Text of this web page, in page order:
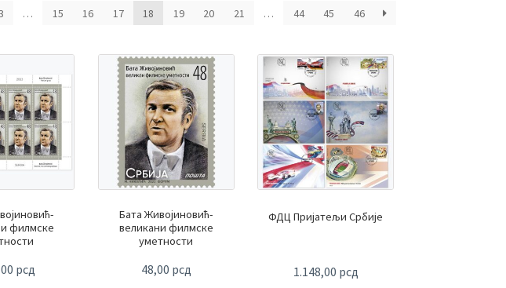
најновијем
… 15 16 17 18 19 20 21 … 44 45 46
филмске
рсд
Бата Живојиновић-
великани филмске
уметности
48,00 рсд
ФДЦ Пријатељи Србије
1.148,00 рсд